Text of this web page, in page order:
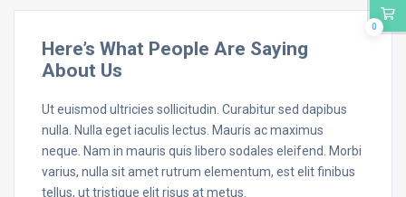
Here’s What People Are Saying
About Us
Ut euismod ultricies sollicitudin. Curabitur sed dapibus
nulla. Nulla eget iaculis lectus. Mauris ac maximus
neque. Nam in mauris quis libero sodales eleifend. Morbi
varius, nulla sit amet rutrum elementum, est elit finibus
tellus, ut tristique elit risus at metus.
0